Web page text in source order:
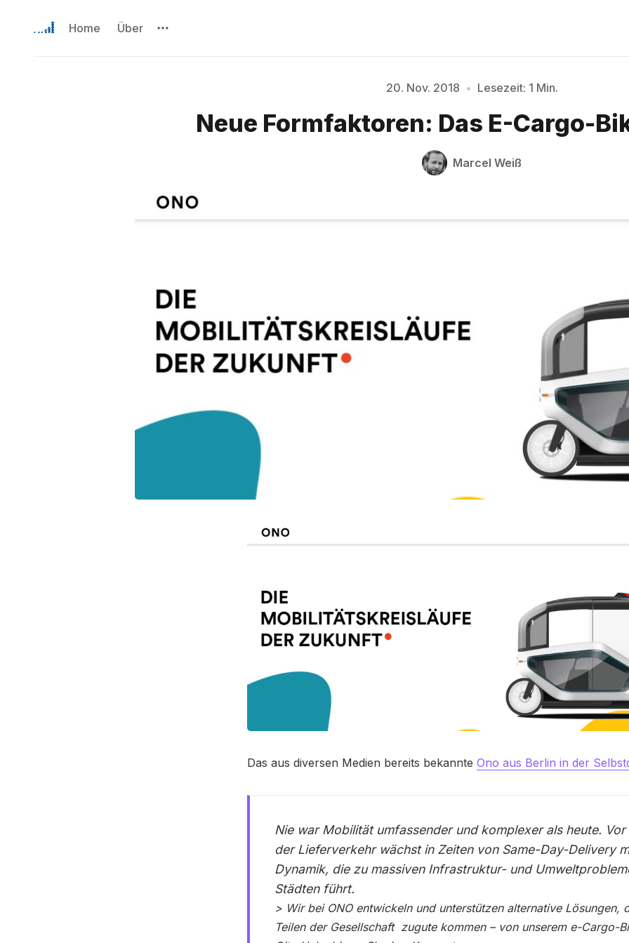
Home Über
Bitte geben Sie mindestens 3 Zeichen ein
20. Nov. 2018 • Lesezeit: 1 Min.
Neue Formfaktoren: Das E-Cargo-
Marcel Weiß
Das aus diversen Medien bereits bekannte Ono aus Berlin in der
Nie war Mobilität umfassender und komplexer als heute. Vor
der Lieferverkehr wächst in Zeiten von Same-Day-Delivery
Dynamik, die zu massiven Infrastruktur- und
Städten führt.
> Wir bei ONO entwickeln und unterstützen alternative Lösungen,
Teilen der Gesellschaft zugute kommen – von unserem e-Cargo-